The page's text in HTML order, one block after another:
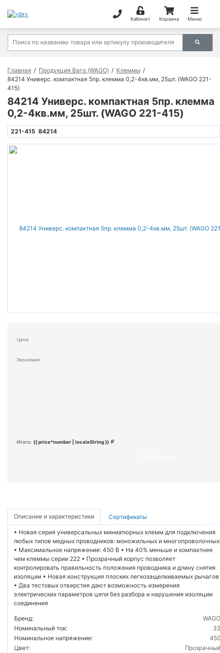
Кабинет Корзина Меню
Главная Продукция Ваго (WAGO)
Клеммы
84214 Универс. компактная 5пр. клемма 0,2-4кв.мм, 25шт. (WAGO 221-
415)
84214 Универс. компактная 5пр. клемма
0,2-4кв.мм, 25шт. (WAGO 221-415)
221-415 84214
Цена
Экономия
Итого: {{ price*number | localeString }}
Описание и характеристики Сертификаты
• Новая серия универсальных миниатюрных клемм для подключения
любых типов медных проводников: моножильных и многопроволочных
• Максимальное напряжение: 450 В • На 40% меньше и компактнее
чем клеммы серии 222 • Прозрачный корпус позволяет
контролировать правильность положения проводника и длину снятия
изоляции • Новая конструкция плоских легкозащелкиваемых рычагов
• Два тестовых отверстия дают возможность измерения
электрических параметров цепи без разбора и нарушения изоляции
соединения
Бренд:
WAGO
Номинальный ток:
32
Номинальное напряжение:
450
Цвет:
Прозрачный